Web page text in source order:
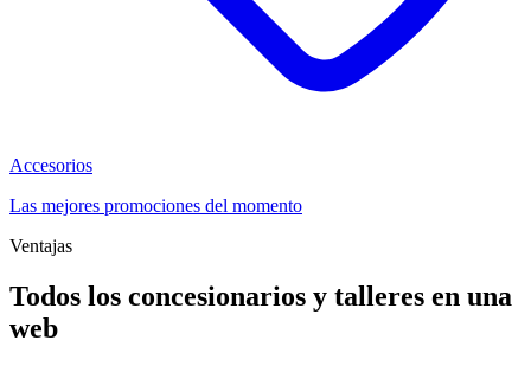
Accesorios
Las mejores promociones del momento
Ventajas
Todos los concesionarios y talleres en una
web